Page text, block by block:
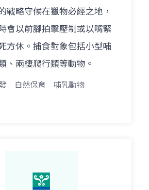
戰略守候在獵物必經之地，
會以前腳拍擊壓制或以嘴緊
方休。捕食對象包括小型哺
、兩棲爬行類等動物。
自然保育 哺乳動物